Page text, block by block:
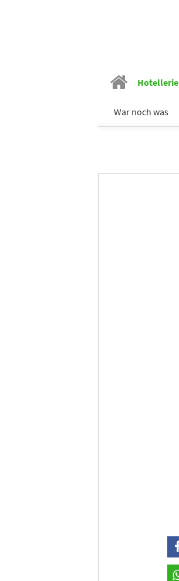
Hotellerie
War noch was